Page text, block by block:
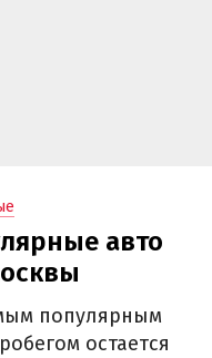
авто
популярным
остается